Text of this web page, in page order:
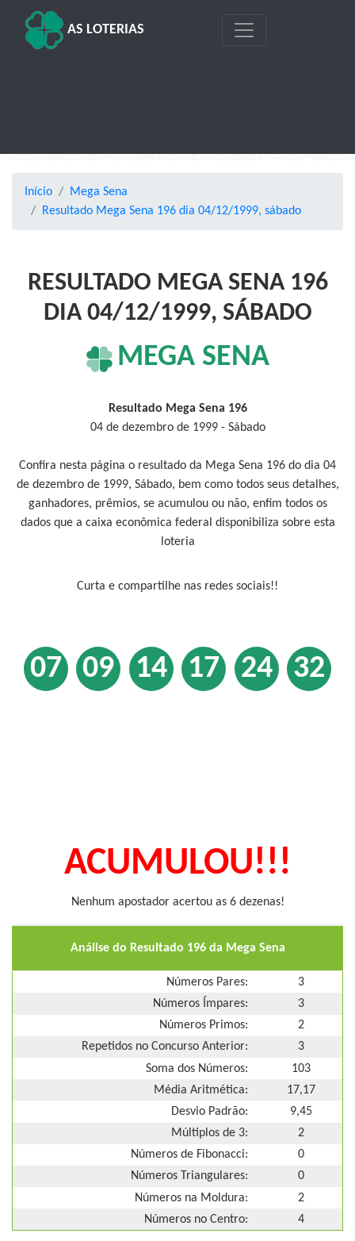
AS LOTERIAS
Início
Mega Sena
Resultado Mega Sena 196 dia 04/12/1999, sábado
RESULTADO MEGA SENA 196
DIA 04/12/1999, SÁBADO
MEGA SENA
Resultado Mega Sena 196
04 de dezembro de 1999 - Sábado
Confira nesta página o resultado da Mega Sena 196 do dia 04
de dezembro de 1999, Sábado, bem como todos seus detalhes,
ganhadores, prêmios, se acumulou ou não, enfim todos os
dados que a caixa econômica federal disponibiliza sobre esta
loteria
Curta e compartilhe nas redes sociais!!
07 09 14 17 24 32
ACUMULOU!!!
Nenhum apostador acertou as 6 dezenas!
Análise do Resultado 196 da Mega Sena
Números Pares:
3
Números Ímpares:
3
Números Primos:
2
Repetidos no Concurso Anterior:
3
Soma dos Números:
103
Média Aritmética:
17,17
Desvio Padrão:
9,45
Múltiplos de 3:
2
Números de Fibonacci:
0
Números Triangulares:
0
Números na Moldura:
2
Números no Centro:
4